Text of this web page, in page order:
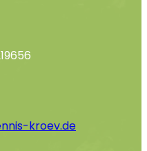
kroev.de